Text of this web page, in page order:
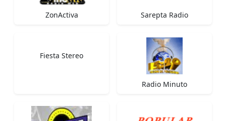
ZonActiva Sarepta Radio
Fiesta Stereo
Radio Minuto